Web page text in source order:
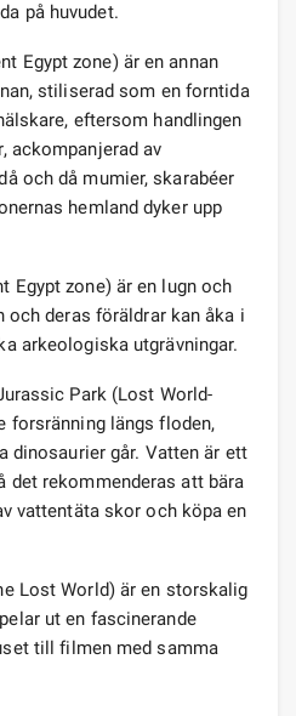
på huvudet.
Egypt zone) är en annan
stiliserad som en forntida
eftersom handlingen
ackompanjerad av
och då mumier, skarabéer
hemland dyker upp
Egypt zone) är en lugn och
deras föräldrar kan åka i
arkeologiska utgrävningar.
Park (Lost World-
forsränning längs floden,
dinosaurier går. Vatten är ett
det rekommenderas att bära
vattentäta skor och köpa en
Lost World) är en storskalig
ut en fascinerande
till filmen med samma